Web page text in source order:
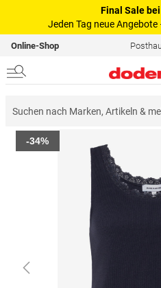
Final Sale
Jeden Tag neue Angebote
Online-Shop
Zum
Ende
-34%